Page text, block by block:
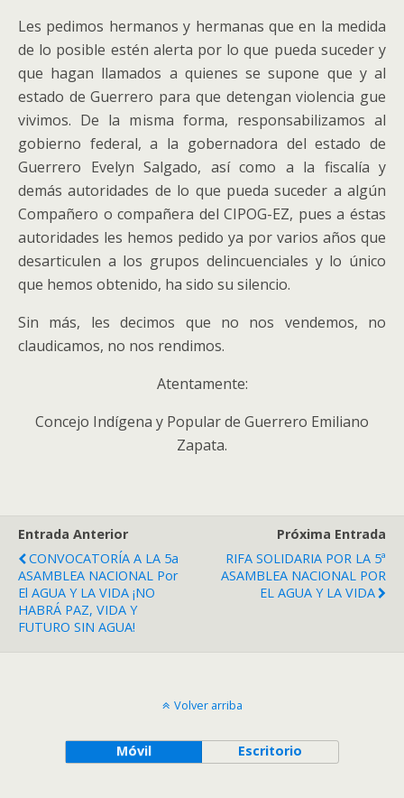
Les pedimos hermanos y hermanas que en la medida
de lo posible estén alerta por lo que pueda suceder y
que hagan llamados a quienes se supone que y al
estado de Guerrero para que detengan violencia gue
vivimos. De la misma forma, responsabilizamos al
gobierno federal, a la gobernadora del estado de
Guerrero Evelyn Salgado, así como a la fiscalía y
demás autoridades de lo que pueda suceder a algún
Compañero o compañera del CIPOG-EZ, pues a éstas
autoridades les hemos pedido ya por varios años que
desarticulen a los grupos delincuenciales y lo único
que hemos obtenido, ha sido su silencio.
Sin más, les decimos que no nos vendemos, no
claudicamos, no nos rendimos.
Atentamente:
Concejo Indígena y Popular de Guerrero Emiliano
Zapata.
Entrada Anterior
CONVOCATORÍA A LA 5a
ASAMBLEA NACIONAL Por
El AGUA Y LA VIDA ¡NO
HABRÁ PAZ, VIDA Y
FUTURO SIN AGUA!
Próxima Entrada
RIFA SOLIDARIA POR LA 5ª
ASAMBLEA NACIONAL POR
EL AGUA Y LA VIDA
Volver arriba
Móvil Escritorio